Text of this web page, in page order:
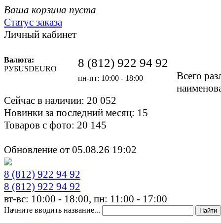
Ваша корзина пуста
Статус заказа
Личный кабинет
Валюта:
РУБUSDEURO 8 (812) 922 94 92
пн-пт: 10:00 - 18:00
Всего
Сейчас в наличии: 20 052
Новинки за последний месяц: 15
Товаров с фото: 20 145
Обновление от 05.08.26 19:02
8 (812) 922 94 92
8 (812) 922 94 92
вт-вс: 10:00 - 18:00, пн: 11:00 - 17:00
Начните вводить название...